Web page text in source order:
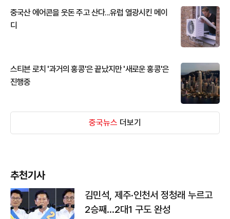
중국산 에어콘을 웃돈 주고 산다...유럽 열광시킨 메이
디
스티븐 로치 '과거의 홍콩'은 끝났지만 '새로운 홍콩'은
진행중
중국뉴스 더보기
추천기사
김민석, 제주·인천서 정청래 누르고
2승째…2대1 구도 완성